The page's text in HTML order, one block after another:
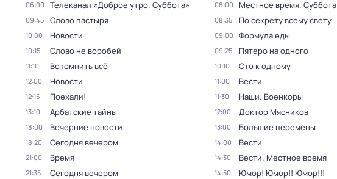
06:00 Телеканал «Доброе утро. Суббота»
09:45 Слово пастыря
10:00 Новости
10:15 Слово не воробей
11:10 Вспомнить всё
12:00 Новости
12:15 Поехали!
13:10 Арбатские тайны
18:00 Вечерние новости
18:20 Сегодня вечером
21:00 Время
21:35 Сегодня вечером
08:00 Местное время. Суббота
08:35 По секрету всему свету
09:00 Формула еды
09:25 Пятеро на одного
10:10 Сто к одному
11:00 Вести
11:30 Наши. Военкоры
12:00 Доктор Мясников
13:00 Большие перемены
14:00 Вести
14:30 Вести. Местное время
14:50 Юмор! Юмор!! Юмор!!!